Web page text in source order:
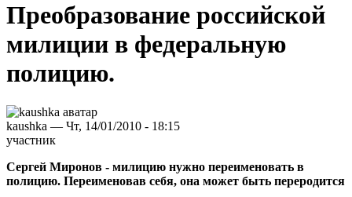
Преобразование российской
милиции в федеральную
полицию.
kaushka — Чт, 14/01/2010 - 18:15
участник
Сергей Миронов - милицию нужно переименовать в
полицию. Переименовав себя, она может быть переродится